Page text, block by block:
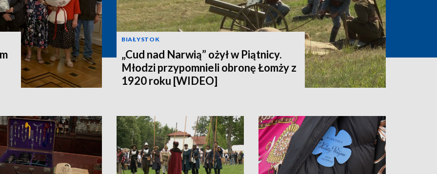
BIAŁYSTOK
„Cud nad Narwią” ożył w Piątnicy.
Młodzi przypomnieli obronę Łomży z
1920 roku [WIDEO]